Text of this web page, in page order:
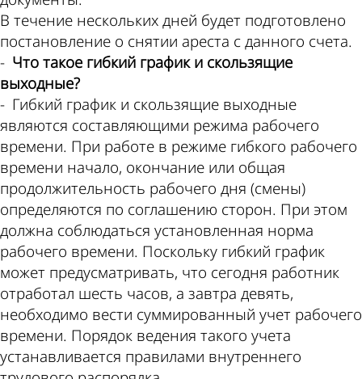
В течение нескольких дней будет подготовлено
постановление о снятии ареста с данного счета.
- Что такое гибкий график и скользящие
выходные?
- Гибкий график и скользящие выходные
являются составляющими режима рабочего
времени. При работе в режиме гибкого рабочего
времени начало, окончание или общая
продолжительность рабочего дня (смены)
определяются по соглашению сторон. При этом
должна соблюдаться установленная норма
рабочего времени. Поскольку гибкий график
может предусматривать, что сегодня работник
отработал шесть часов, а завтра девять,
необходимо вести суммированный учет рабочего
времени. Порядок ведения такого учета
устанавливается правилами внутреннего